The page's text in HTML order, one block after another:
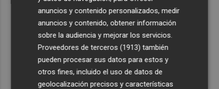
anuncios y contenido personalizados, medir
anuncios y contenido, obtener información
sobre la audiencia y mejorar los servicios.
Proveedores de terceros (1913) también
pueden procesar sus datos para estos y
otros fines, incluido el uso de datos de
geolocalización precisos y características